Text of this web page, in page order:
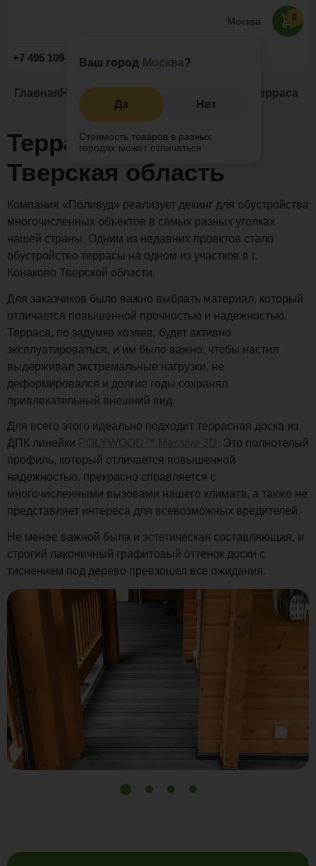
Москва
Ваш город Москва?
Да Нет
Стоимость товаров в разных
городах может отличаться
+7 495 109-52-09 Заказать звонок
0
Главная Наши проекты Открытые террасы Терраса
Терраса Конаково,
Тверская область
Компания «Поливуд» реализует декинг для обустройства
многочисленных объектов в самых разных уголках
нашей страны. Одним из недавних проектов стало
обустройство террасы на одном из участков в г.
Конаково Тверской области.
Для заказчиков было важно выбрать материал, который
отличается повышенной прочностью и надежностью.
Терраса, по задумке хозяев, будет активно
эксплуатироваться, и им было важно, чтобы настил
выдерживал экстремальные нагрузки, не
деформировался и долгие годы сохранял
привлекательный внешний вид.
Для всего этого идеально подходит террасная доска из
ДПК линейки POLYWOOD™ Massive 3D. Это полнотелый
профиль, который отличается повышенной
надежностью, прекрасно справляется с
многочисленными вызовами нашего климата, а также не
представляет интереса для всевозможных вредителей.
Не менее важной была и эстетическая составляющая, и
строгий лаконичный графитовый оттенок доски с
тиснением под дерево превзошел все ожидания.